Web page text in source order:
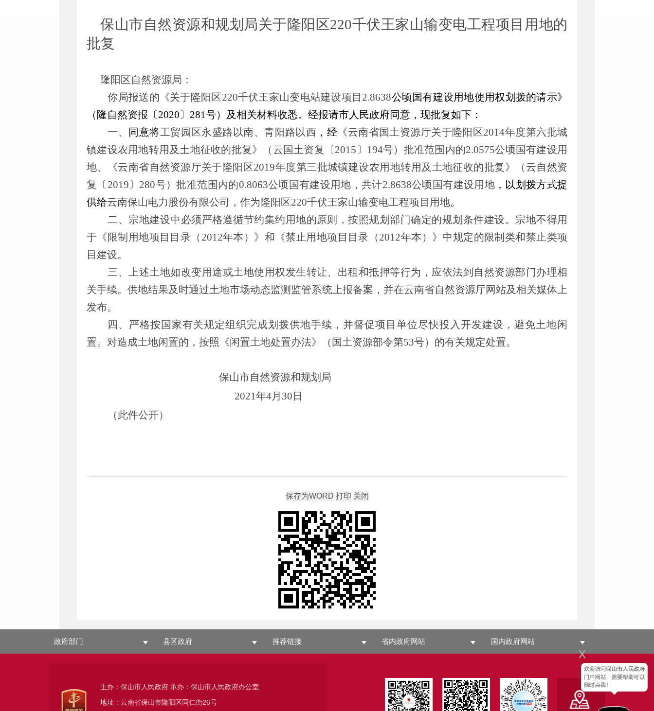
x
保山市自然资源和规划局关于隆阳区220千伏王家山输变电工程项目 用地的
批复
隆阳区自然资源局 ：
你局报送的《关于隆阳区220千伏王家山变电站建设项目 2.8638公顷国有建设用地使用权划拨的请示》
（隆自然资报〔2020〕 281号）及相关材料收悉。经报请市人民政府同意，现批复如下：
一、
同意将工贸园区永盛路以南、青阳路以西 ，经 《云南省国土资源厅关于隆阳区2014年度第六批城
镇建设农用地转用及土地征收的批复》（云国土资复〔2015 〕 194号）批准范围内的2.0575公顷国有建设用
地、《云南省自然资源厅关于隆阳区2019年度第三批城镇建设农用地转用及土地征收的批复》（云自然资
复〔 2019〕 280号）批准范围内的0.8063公顷国有建设用地，共计2.8638公顷国有建设用地，以划拨方式提
供给云南保山电力股份有限公司，作为隆阳区220千伏王家山输变电工程项目用地。
二、宗地建设中必须严格遵循节约集约用地的原则，按照规划部门确定的规划条件建设。宗地不得用
于《限制用地项目目录（ 2012年本）》和《禁止用地项目目录（2012年本）》中规定的限制类和禁止类项
目建设。
三、上述土地如改变用途或土地使用权发生转让、出租和抵押等行为，应依法到自然资源部门办理相
关手续。供地结果及时通过土地市场动态监测监管系统上报备案 ，并在云南省自然资源厅网站及相关媒体上
发布。
四、严格按国家有关规定组织完成划拨供地手续，并督促项目单位尽快投入开发建设，避免土地闲
置。对造成土地闲置的，按照《闲置土地处置办法》（国土资源部令第53号）的有关规定处置。
保山市自然资源和规划局
2021年4月 30 日
（此件公开）
政府部门 县区政府 推荐链接 省内政府网站 国内政府网站
主办：保山市人民政府 承办：保山市人民政府办公室
地址：云南省保山市隆阳区同仁街26号